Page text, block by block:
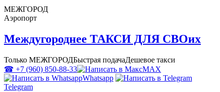
МЕЖГОРОД
Аэропорт
Междугороднее ТАКСИ ДЛЯ СВОих
Только МЕЖГОРОДБыстрая подачаДешевое такси
☎ +7 (960) 850-88-33
MAX
Whatsapp
Telegram